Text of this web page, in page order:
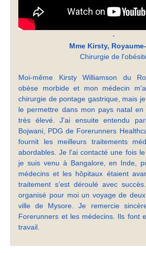
-
Mme Kirsty,
Chirurgie de
Moi-même Kirsty Williamson du
obèse morbide et mon médecin
chirurgie de pontage gastrique, mais
le permettre dans mon pays natal
très élevé. J'ai ensuite entendu
Bojwani, PDG de Forerunners
fournit les meilleurs traitements
abordables. Je l'ai contacté une fois le
je suis venu à Bangalore, en Inde,
médecins et les hôpitaux étaient
traitement s’est déroulé avec
organisé pour moi un voyage de
ville de Mysore. Je remercie
Forerunners et les médecins. Ils font
travail.